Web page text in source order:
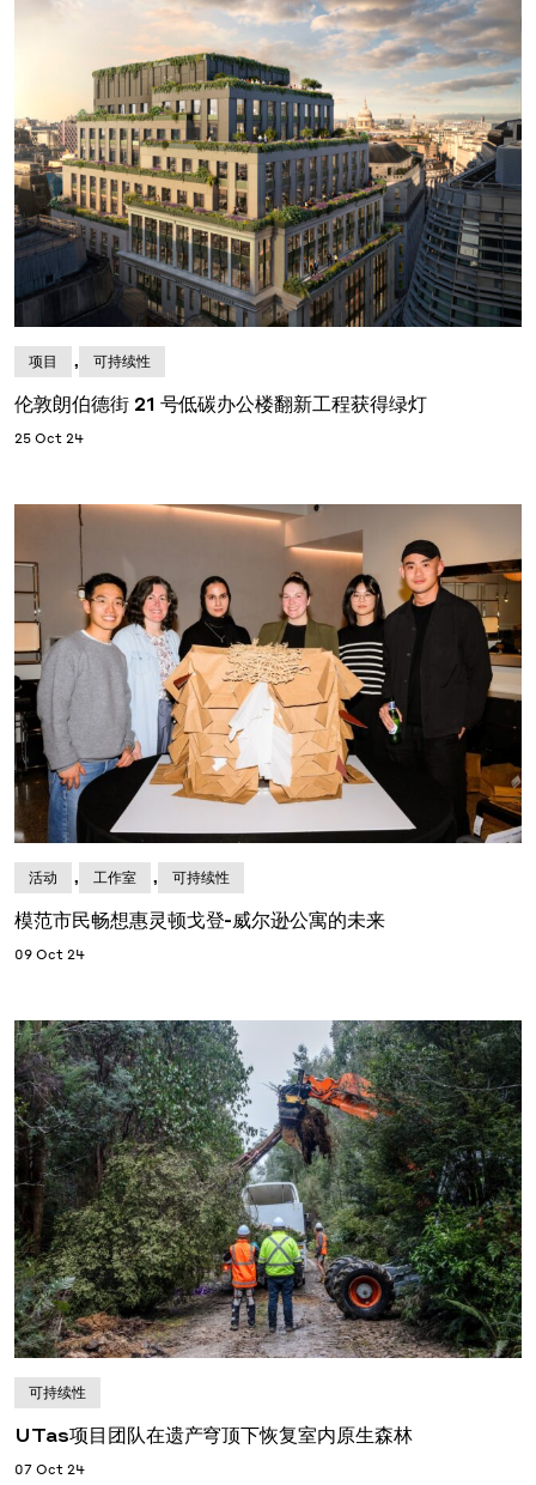
项目 , 可持续性
伦敦朗伯德街 21 号低碳办公楼翻新工程获得绿灯
25 Oct 24
活动 , 工作室 , 可持续性
模范市民畅想惠灵顿戈登-威尔逊公寓的未来
09 Oct 24
可持续性
UTas项目团队在遗产穹顶下恢复室内原生森林
07 Oct 24